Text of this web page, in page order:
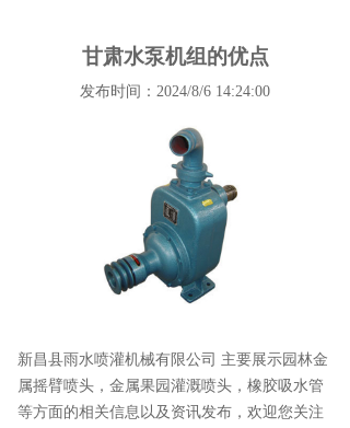
甘肃水泵机组的优点
发布时间：2024/8/6 14:24:00
新昌县雨水喷灌机械有限公司 主要展示园林金
属摇臂喷头 ，金属果园灌溉喷头，橡胶吸水管
等方面的相关信息以及资讯发布，欢迎您关注